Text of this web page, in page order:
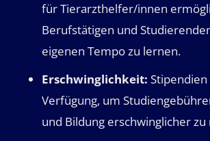
für Tierarzthelfer/innen
Berufstätigen und
eigenen Tempo zu lernen.
Erschwinglichkeit:
Verfügung, um
und Bildung erschwinglicher zu